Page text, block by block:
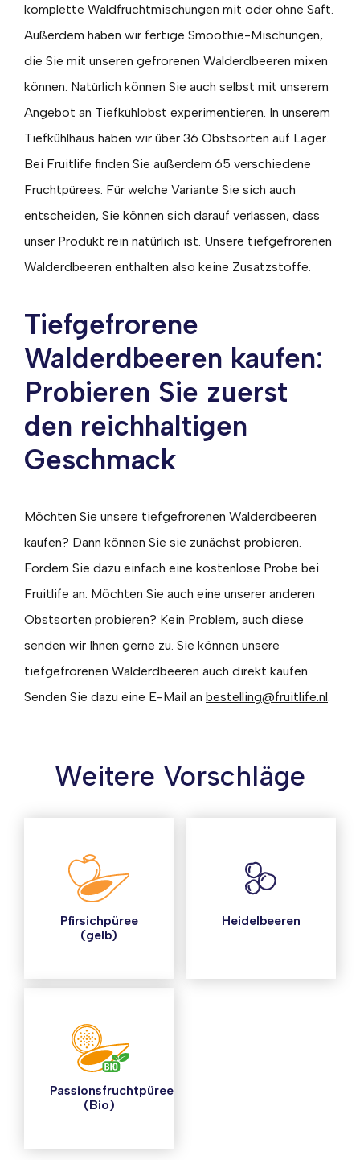
komplette Waldfruchtmischungen mit oder ohne Saft.
Außerdem haben wir fertige Smoothie-Mischungen,
die Sie mit unseren gefrorenen Walderdbeeren mixen
können. Natürlich können Sie auch selbst mit unserem
Angebot an Tiefkühlobst experimentieren. In unserem
Tiefkühlhaus haben wir über 36 Obstsorten auf Lager.
Bei Fruitlife finden Sie außerdem 65 verschiedene
Fruchtpürees. Für welche Variante Sie sich auch
entscheiden, Sie können sich darauf verlassen, dass
unser Produkt rein natürlich ist. Unsere tiefgefrorenen
Walderdbeeren enthalten also keine Zusatzstoffe.
Tiefgefrorene
Walderdbeeren kaufen:
Probieren Sie zuerst
den reichhaltigen
Geschmack
Möchten Sie unsere tiefgefrorenen Walderdbeeren
kaufen? Dann können Sie sie zunächst probieren.
Fordern Sie dazu einfach eine kostenlose Probe bei
Fruitlife an. Möchten Sie auch eine unserer anderen
Obstsorten probieren? Kein Problem, auch diese
senden wir Ihnen gerne zu. Sie können unsere
tiefgefrorenen Walderdbeeren auch direkt kaufen.
Senden Sie dazu eine E-Mail an bestelling@fruitlife.nl
Weitere Vorschläge
Pfirsichpüree
(gelb)
Heidelbeeren
Passionsfruchtpüree
(Bio)